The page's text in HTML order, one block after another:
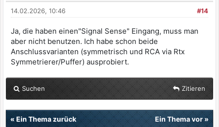
#14
14.02.2026, 10:46
Ja, die haben einen"Signal Sense" Eingang, muss man
aber nicht benutzen. Ich habe schon beide
Anschlussvarianten (symmetrisch und RCA via Rtx
Symmetrierer/Puffer) ausprobiert.
Suchen Zitieren
« Ein Thema zurück Ein Thema vor»